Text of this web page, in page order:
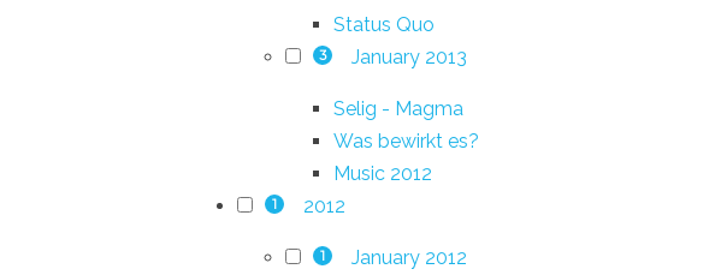
Status Quo
3 January 2013
Selig - Magma
Was bewirkt es?
Music 2012
1 2012
1 January 2012